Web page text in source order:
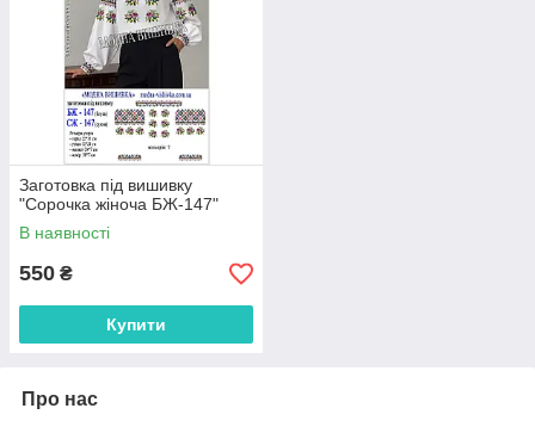
Заготовка під вишивку
"Сорочка жіноча БЖ-147"
В наявності
550 ₴
Купити
Про нас